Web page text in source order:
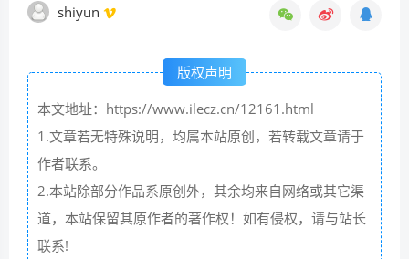
shiyun
版权声明
本文地址：https://www.ilecz.cn/12161.html
1.文章若无特殊说明，均属本站原创，若转载文章请于
作者联系。
2.本站除部分作品系原创外，其余均来自网络或其它渠
道，本站保留其原作者的著作权！如有侵权，请与站长
联系!